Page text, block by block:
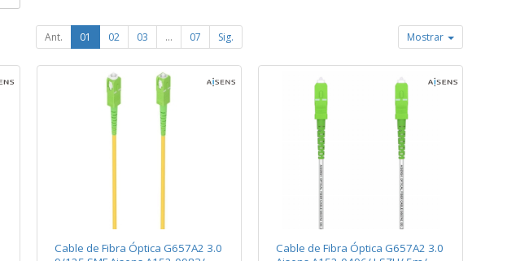
Ant. 01 02 03 ... 07 Sig. Mostrar
Cable de Fibra Óptica G657A2 3.0
Cable de Fibra Óptica G657A2 3.0